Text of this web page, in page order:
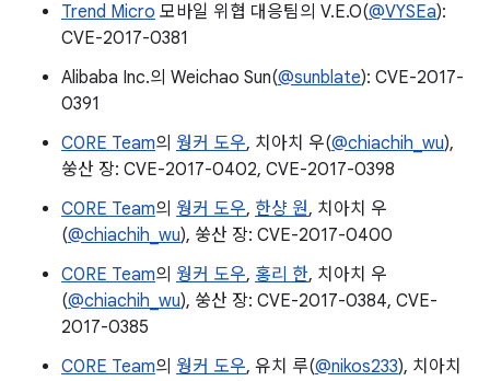
Trend Micro 모바일 위협 대응팀의 V.E.O(@VYSEa):
CVE-2017-0381
Alibaba Inc.의 Weichao Sun(@sunblate): CVE-2017-
0391
C0RE Team의 웡커 도우, 치아치 우(@chiachih_wu),
쑹산 장: CVE-2017-0402, CVE-2017-0398
C0RE Team의 웡커 도우, 한샹 원, 치아치 우
(@chiachih_wu), 쑹산 장: CVE-2017-0400
C0RE Team의 웡커 도우, 홍리 한, 치아치 우
(@chiachih_wu), 쑹산 장: CVE-2017-0384, CVE-
2017-0385
C0RE Team의 웡커 도우, 유치 루(@nikos233), 치아치